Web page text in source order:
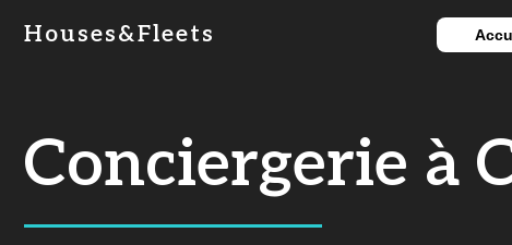
Houses&Fleets
Conciergerie à